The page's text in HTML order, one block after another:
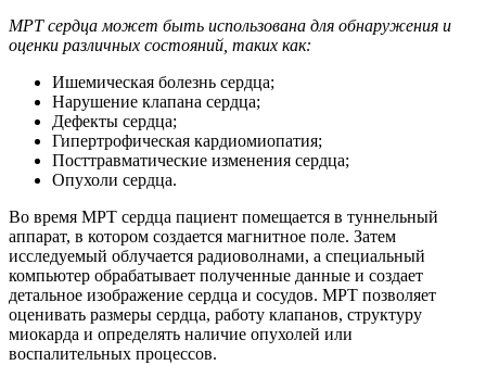
МРТ сердца может быть использована для обнаружения и
оценки различных состояний, таких как:
Ишемическая болезнь сердца;
Нарушение клапана сердца;
Дефекты сердца;
Гипертрофическая кардиомиопатия;
Посттравматические изменения сердца;
Опухоли сердца.
Во время МРТ сердца пациент помещается в туннельный
аппарат, в котором создается магнитное поле. Затем
исследуемый облучается радиоволнами, а специальный
компьютер обрабатывает полученные данные и создает
детальное изображение сердца и сосудов. МРТ позволяет
оценивать размеры сердца, работу клапанов, структуру
миокарда и определять наличие опухолей или
воспалительных процессов.